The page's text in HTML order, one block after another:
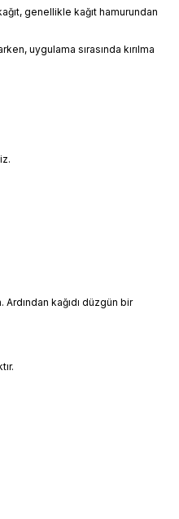
genellikle kağıt hamurundan
uygulama sırasında kırılma
kağıdı düzgün bir